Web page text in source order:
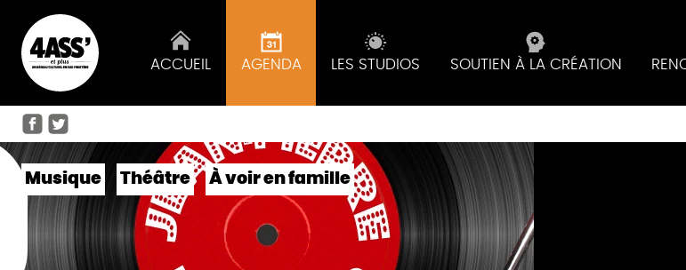
ACCUEIL AGENDA LES STUDIOS SOUTIEN À LA CRÉATION
Musique Théâtre À voir en famille
BLANCHE :
NOUVELLE
CRÉATION
DE LA JO
COOP CIE